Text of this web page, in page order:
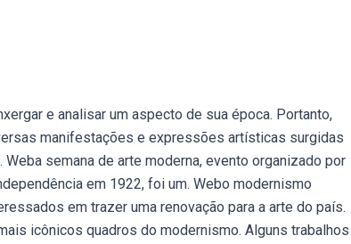
e analisar um aspecto de sua época. Portanto,
manifestações e expressões artísticas surgidas
semana de arte moderna, evento organizado por
em 1922, foi um. Webo modernismo
em trazer uma renovação para a arte do país.
icônicos quadros do modernismo. Alguns trabalhos